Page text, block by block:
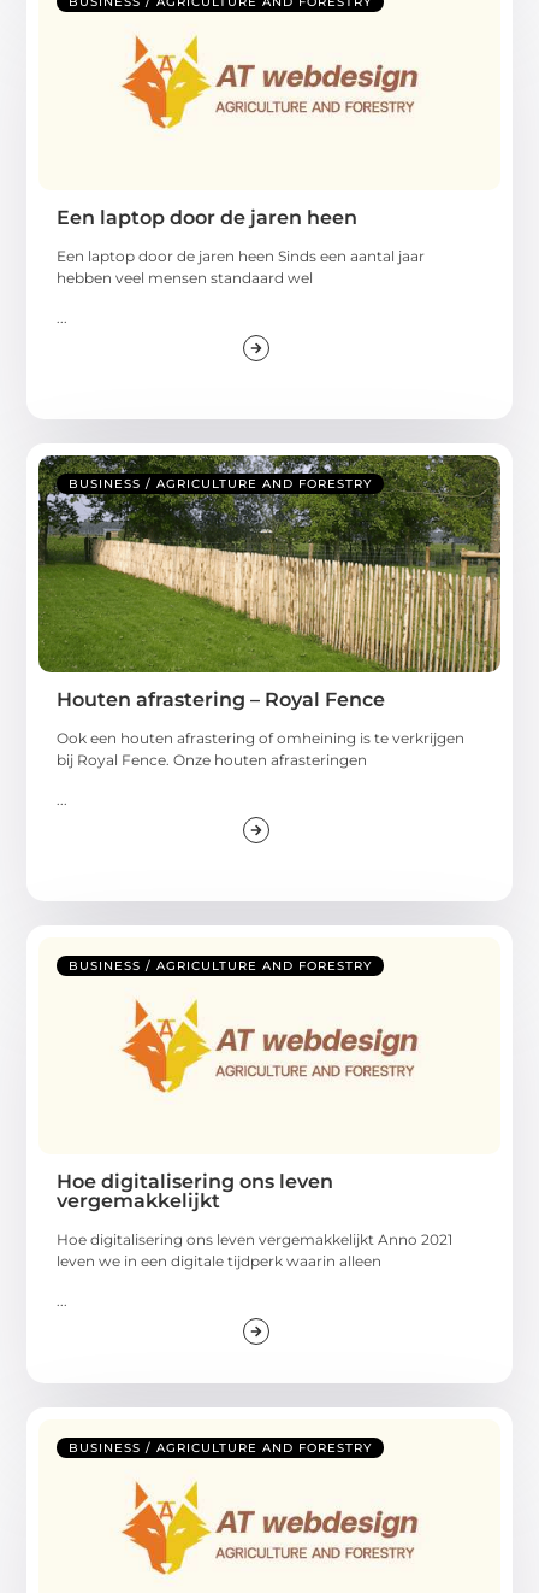
Een laptop door de jaren heen
Een laptop door de jaren heen Sinds een aantal jaar
hebben veel mensen standaard wel
BUSINESS / AGRICULTURE AND FORESTRY
Houten afrastering – Royal Fence
Ook een houten afrastering of omheining is te verkrijgen
bij Royal Fence. Onze houten afrasteringen
BUSINESS / AGRICULTURE AND FORESTRY
Hoe digitalisering ons leven
vergemakkelijkt
Hoe digitalisering ons leven vergemakkelijkt Anno 2021
leven we in een digitale tijdperk waarin alleen
BUSINESS / AGRICULTURE AND FORESTRY